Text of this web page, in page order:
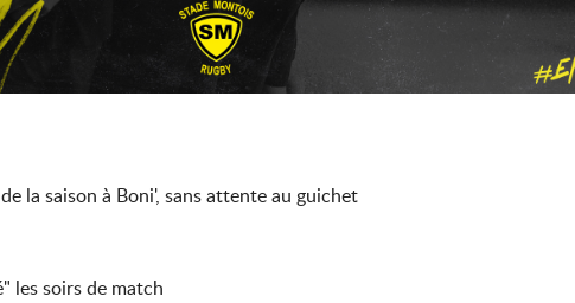
la saison à Boni', sans attente au guichet
les soirs de match